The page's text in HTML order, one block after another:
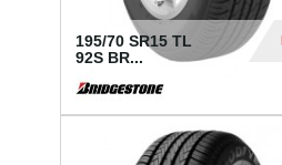
195/70 SR15 TL
92S BR...